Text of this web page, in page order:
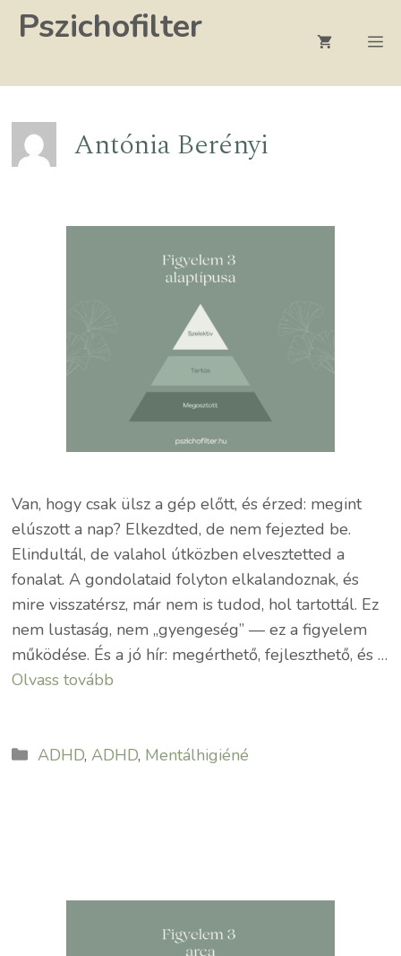
KilépésPszichofilter
Antónia Berényi
Van, hogy csak ülsz a gép előtt, és érzed: megint
elúszott a nap? Elkezdted, de nem fejezted be.
Elindultál, de valahol útközben elvesztetted a
fonalat. A gondolataid folyton elkalandoznak, és
mire visszatérsz, már nem is tudod, hol tartottál. Ez
nem lustaság, nem „gyengeség” — ez a figyelem
működése. És a jó hír: megérthető, fejleszthető, és …
Olvass tovább
Kategória
ADHD,ADHD, Mentálhigiéné